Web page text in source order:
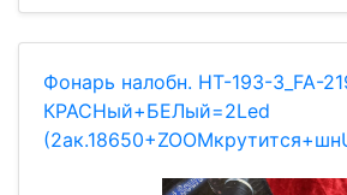
Фонарь налобн. HT-193-3_FA-
КРАСНый+БЕЛый=2Led